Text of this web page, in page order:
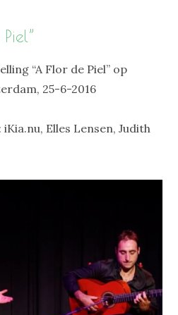
“A Flor de Piel” op
25-6-2016
Elles Lensen, Judith